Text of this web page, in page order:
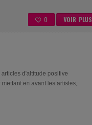
VOIR PLUS
0
d'altitude positive
en avant les artistes,